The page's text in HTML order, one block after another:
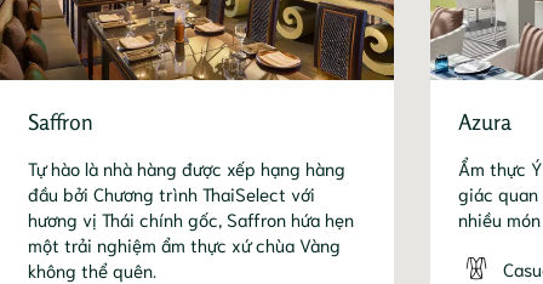
Saffron
Tự hào là nhà hàng được xếp hạng hàng
đầu bởi Chương trình ThaiSelect với
hương vị Thái chính gốc, Saffron hứa hẹn
một trải nghiệm ẩm thực xứ chùa Vàng
không thể quên.
Azura
Ẩm thực
giác quan
nhiều